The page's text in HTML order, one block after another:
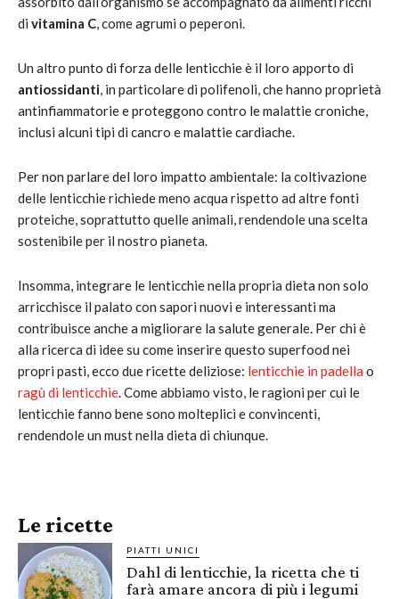
di vitamina C, come agrumi o peperoni.
Un altro punto di forza delle lenticchie è il loro apporto di
antiossidanti, in particolare di polifenoli, che hanno proprietà
antinfiammatorie e proteggono contro le malattie croniche,
inclusi alcuni tipi di cancro e malattie cardiache.
Per non parlare del loro impatto ambientale: la coltivazione
delle lenticchie richiede meno acqua rispetto ad altre fonti
proteiche, soprattutto quelle animali, rendendole una scelta
sostenibile per il nostro pianeta.
Insomma, integrare le lenticchie nella propria dieta non solo
arricchisce il palato con sapori nuovi e interessanti ma
contribuisce anche a migliorare la salute generale. Per chi è
alla ricerca di idee su come inserire questo superfood nei
propri pasti, ecco due ricette deliziose: lenticchie in padella o
ragù di lenticchie. Come abbiamo visto, le ragioni per cui le
lenticchie fanno bene sono molteplici e convincenti,
rendendole un must nella dieta di chiunque.
Le ricette
PIATTI UNICI
Dahl di lenticchie, la ricetta che ti
farà amare ancora di più i legumi